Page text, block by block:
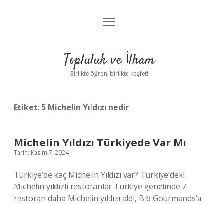
Anasayfa
Yasal Uyarı
menüyü
Topluluk ve İlham
Birlikte öğren, birlikte keşfet!
Etiket: 5 Michelin Yıldızı nedir
Michelin Yıldızı Türkiyede Var Mı
Tarih: Kasım 7, 2024
Türkiye’de kaç Michelin Yıldızı var? Türkiye’deki
Michelin yıldızlı restoranlar Türkiye genelinde 7
restoran daha Michelin yıldızı aldı, Bib Gourmands’a